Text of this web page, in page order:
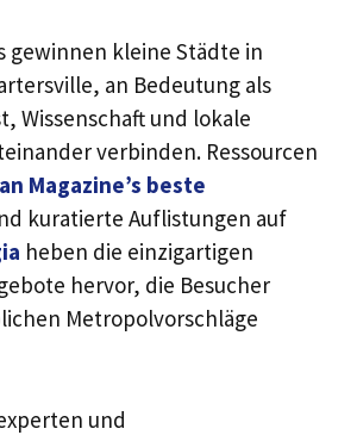
gewinnen kleine Städte in
an Bedeutung als
Wissenschaft und lokale
verbinden. Ressourcen
Magazine’s beste
kuratierte Auflistungen auf
heben die einzigartigen
hervor, die Besucher
Metropolvorschläge
und